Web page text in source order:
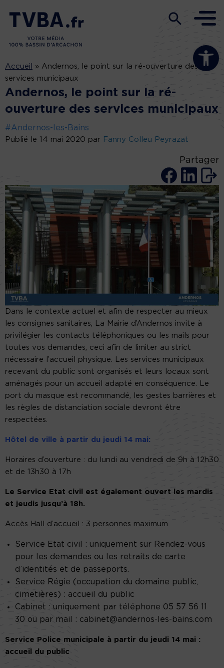
Ouvrir la
Accueil » Andernos, le point sur la ré-ouverture des
services municipaux
Andernos, le point sur la ré-
ouverture des services municipaux
#Andernos-les-Bains
Publié le 14 mai 2020 par Fanny Colleu Peyrazat
Partager
Dans le contexte actuel et afin de respecter au mieux
les consignes sanitaires, La Mairie d’Andernos invite à
privilégier les contacts téléphoniques ou les mails pour
toutes vos demandes, ceci afin de limiter au strict
nécessaire l’accueil physique. Les services municipaux
recevant du public sont organisés et leurs locaux sont
aménagés pour un accueil adapté en conséquence. Le
port du masque est recommandé, les gestes barrières et
les règles de distanciation sociale devront être
respectées.
Hôtel de ville à partir du jeudi 14 mai:
Horaires d’ouverture : du lundi au vendredi de 9h à 12h30
et de 13h30 à 17h
Le Service Etat civil est également ouvert les mardis
et jeudis jusqu’à 18h.
Accès Hall d’accueil : 3 personnes maximum
Service Etat civil : uniquement sur Rendez-vous
pour les demandes ou les retraits de carte
d’identités et de passeports.
Service Régie (occupation du domaine public,
cimetières) : accueil du public
Cabinet : uniquement par téléphone 05 57 56 11
30 ou par mail : cabinet@andernos-les-bains.com
Service Police municipale à partir du jeudi 14 mai :
accueil du public